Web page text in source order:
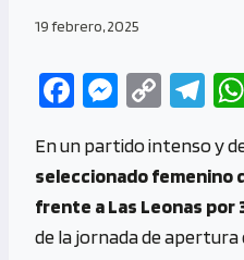
19 febrero, 2025
Fa
b
o
o
M
se
n
g
C
py
Li
n
Te
gr
a
m
En un partido intenso y
seleccionado femenino
frente a Las Leonas por
de la jornada de